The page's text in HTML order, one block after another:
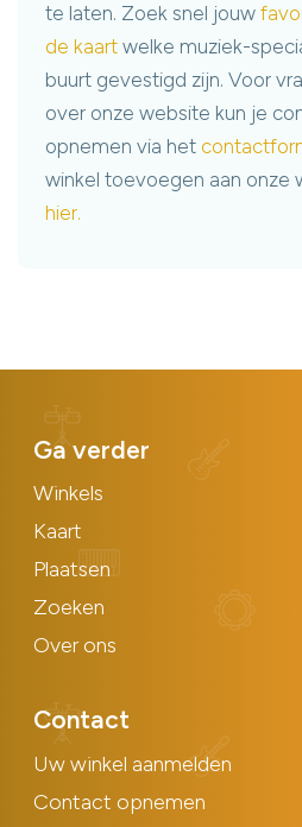
te laten. Zoek snel jouw
de kaartwelke muziek-
buurt gevestigd zijn. Voor
over onze website kun je
opnemen via het
winkel toevoegen aan onze
hier.
Ga verder
Winkels
Kaart
Plaatsen
Zoeken
Over ons
Contact
Uw winkel aanmelden
Contact opnemen